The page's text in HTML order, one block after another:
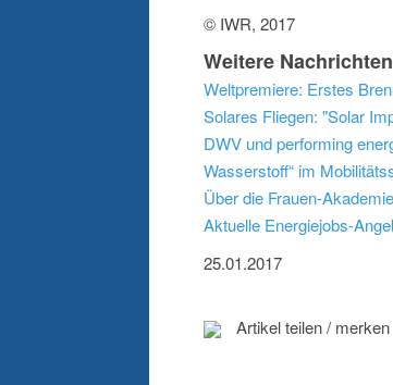
© IWR, 2017
Weitere
Weltpremiere: Erstes
Solares Fliegen: "Solar
DWV und performing
Wasserstoff“ im
Über die Frauen-
Aktuelle Energiejobs-
25.01.2017
Artikel teilen / merken